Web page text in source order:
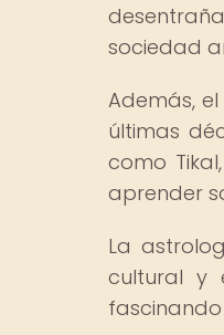
sociedad
Además,
últimas
como
aprender
La
cultural y